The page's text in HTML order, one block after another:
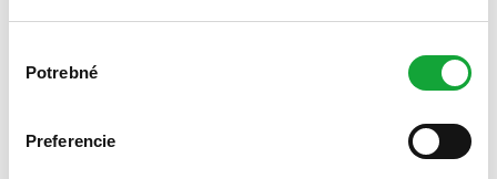
súhlasu
Potrebné
Preferencie